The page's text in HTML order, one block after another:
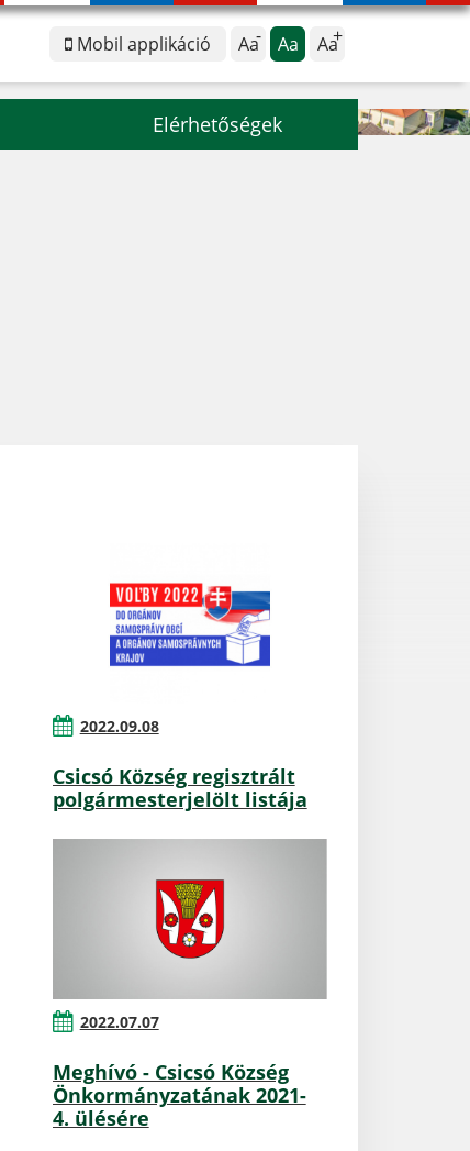
Mobil applikáció Aa Aa Aa
Elérhetőségek
2022.09.08
Csicsó Község regisztrált
polgármesterjelölt listája
2022.07.07
Meghívó - Csicsó Község
Önkormányzatának 2021-
4. ülésére